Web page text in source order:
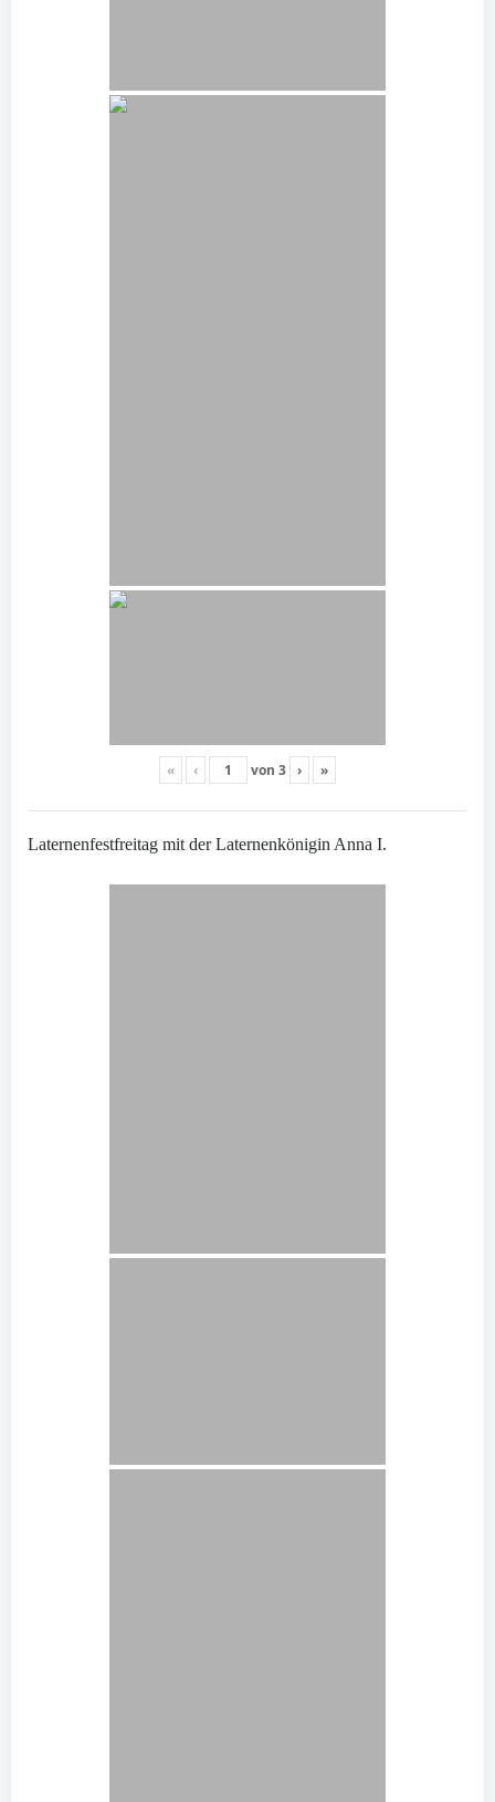
« ‹ von 3 › »
Laternenfestfreitag mit der Laternenkönigin Anna I.